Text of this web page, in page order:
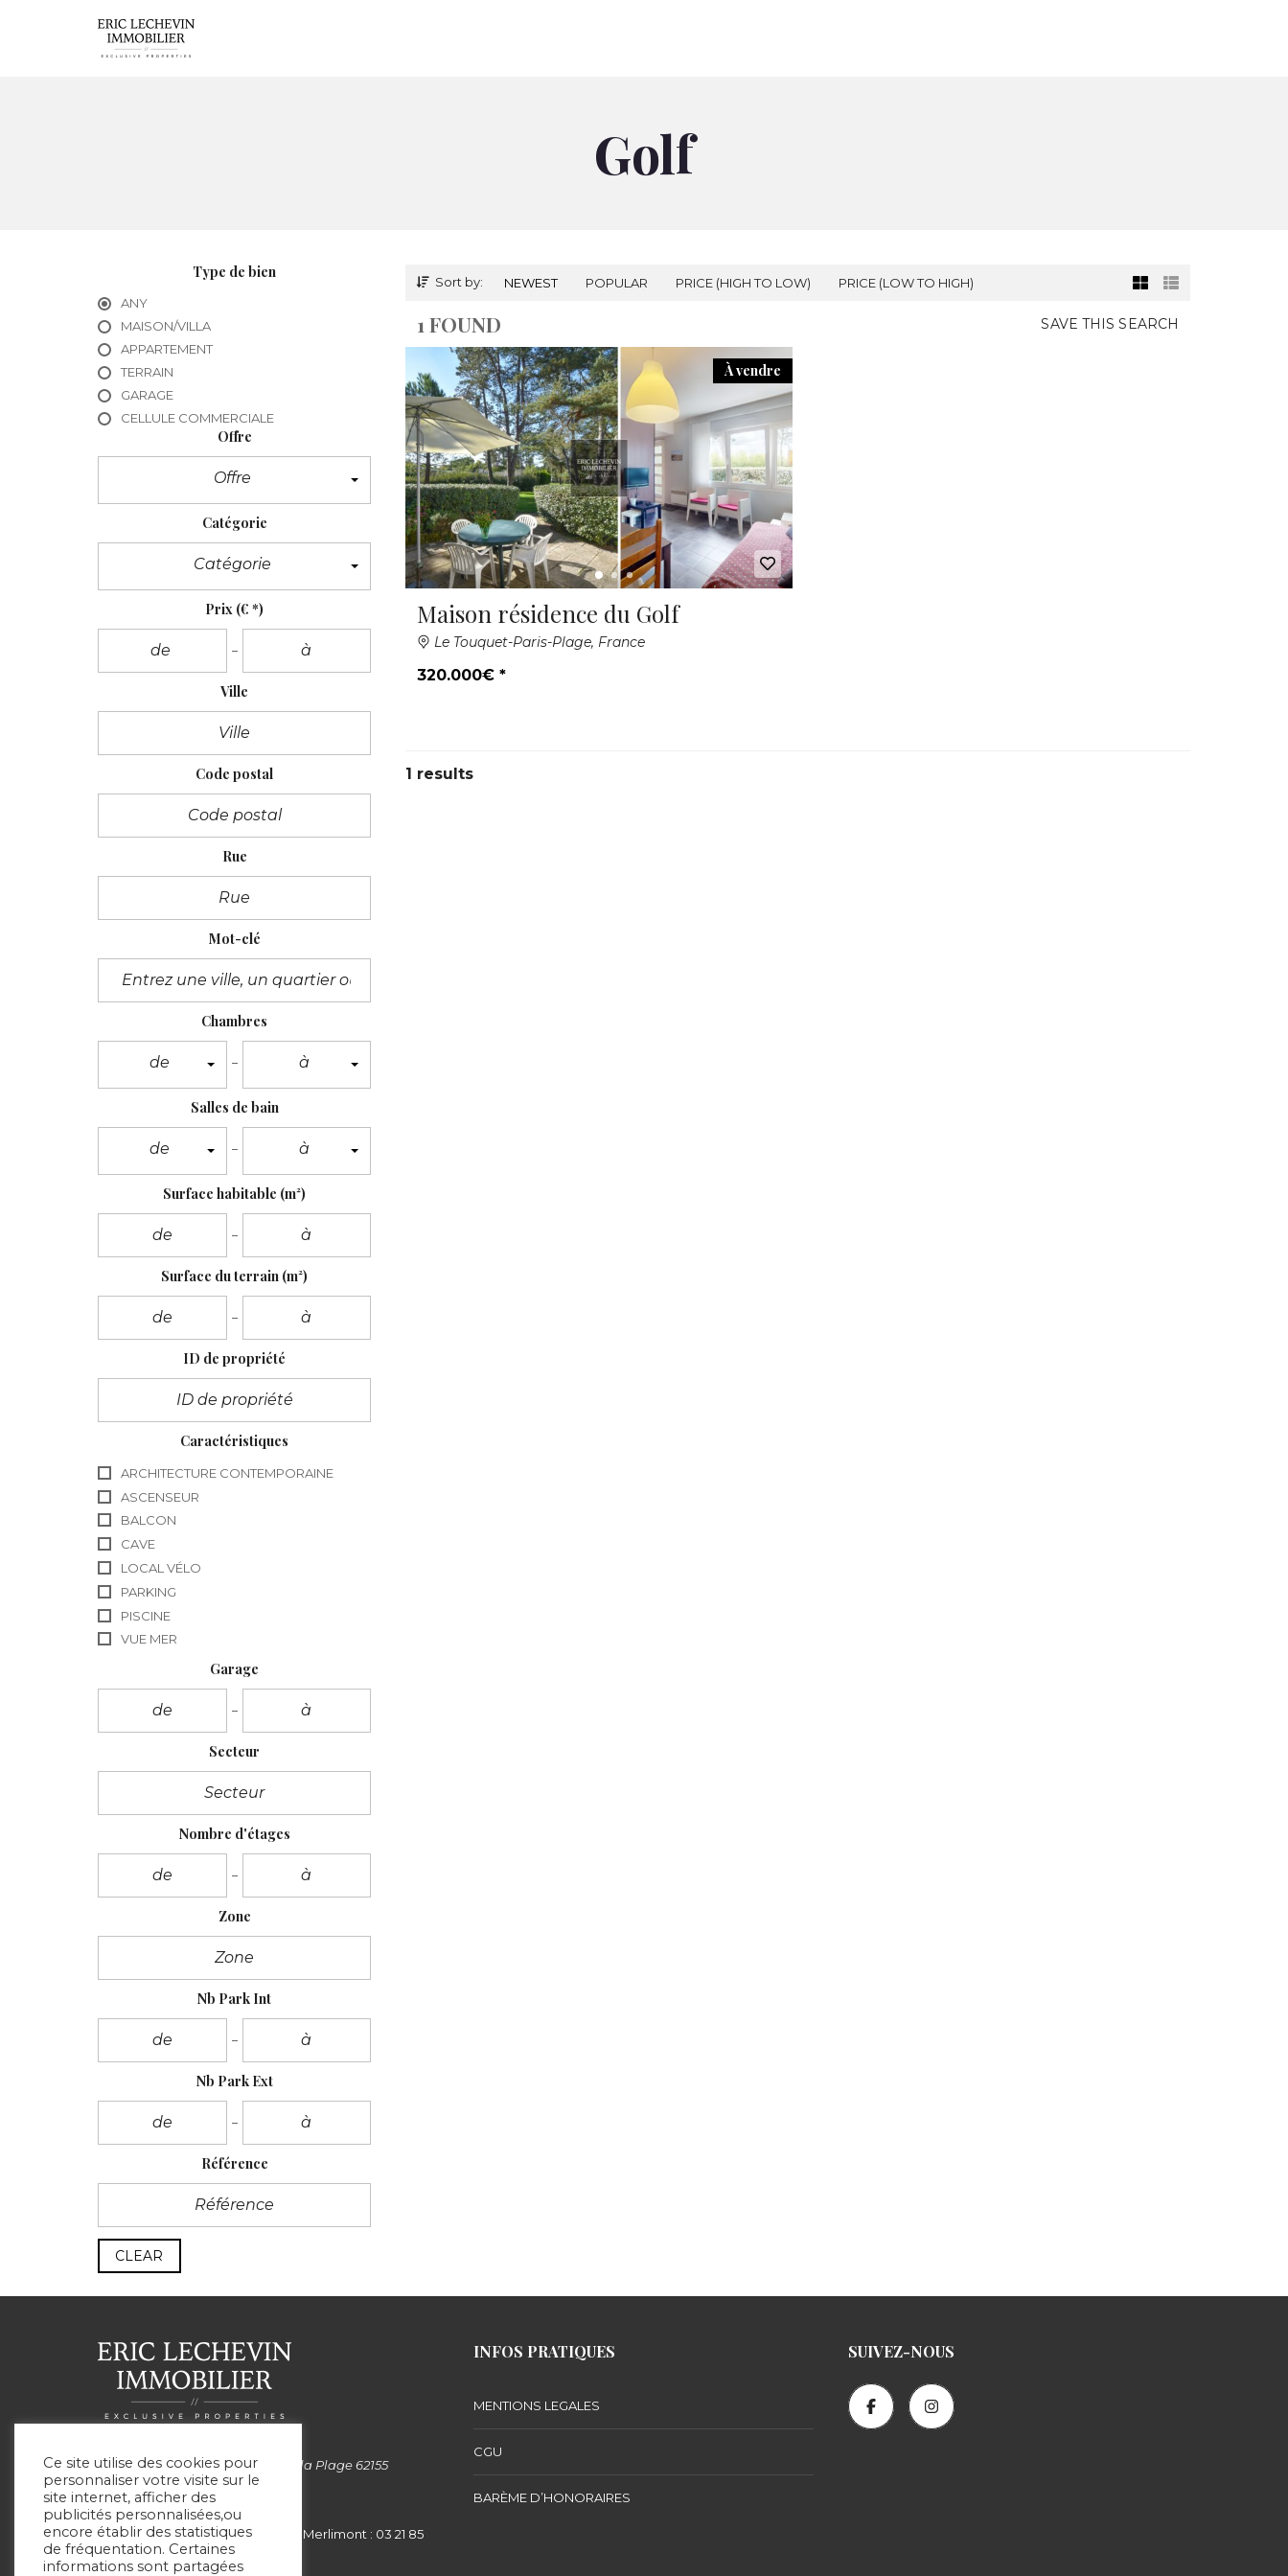
Golf
Type de bien
ANY
MAISON/VILLA
APPARTEMENT
TERRAIN
GARAGE
CELLULE COMMERCIALE
Offre
Offre
Catégorie
Catégorie
Prix (€ *)
Ville
Code postal
Rue
Mot-clé
Chambres
de à
Salles de bain
de à
Surface habitable (m²)
Surface du terrain (m²)
ID de propriété
Caractéristiques
ARCHITECTURE CONTEMPORAINE
ASCENSEUR
BALCON
CAVE
LOCAL VÉLO
PARKING
PISCINE
VUE MER
Garage
Secteur
Nombre d'étages
Zone
Nb Park Int
Nb Park Ext
Référence
CLEAR
Sort by: NEWEST POPULAR PRICE (HIGH TO LOW) PRICE (LOW TO HIGH)
SAVE THIS SEARCH
1 FOUND
À vendre
Maison résidence du Golf
Le Touquet-Paris-Plage, France
320.000€ *
1 results
Siège social: 99 Avenue de la Plage 62155
MERLIMONT
Le Touquet : 03 21 05 75 05 - Merlimont : 03 21 85
00 51
INFOS PRATIQUES
MENTIONS LEGALES
CGU
BARÈME D’HONORAIRES
SUIVEZ-NOUS
Ce site utilise des cookies pour
personnaliser votre visite sur le
site internet, afficher des
publicités personnalisées,ou
encore établir des statistiques
de fréquentation. Certaines
informations sont partagées